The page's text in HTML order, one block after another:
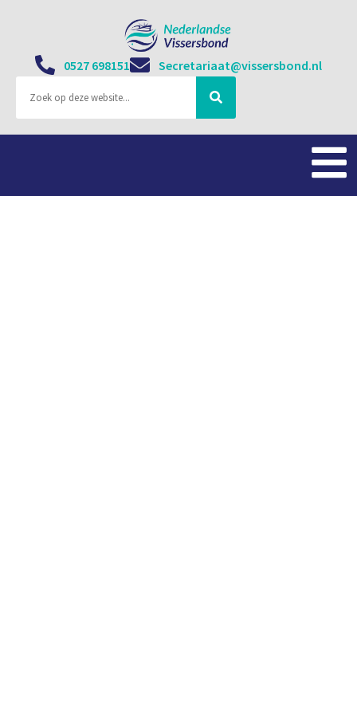
0527 698151 Secretariaat@vissersbond.nl